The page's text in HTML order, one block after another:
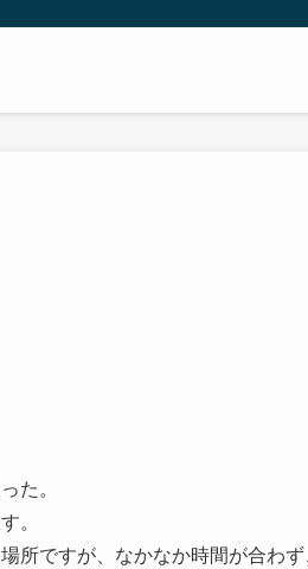
た。
。
所ですが、なかなか時間が合わず